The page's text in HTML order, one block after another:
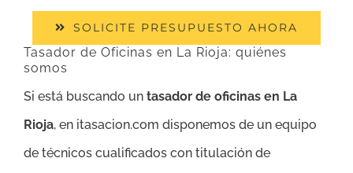
SOLICITE PRESUPUESTO AHORA
Tasador de Oficinas en La Rioja: quiénes
somos
Si está buscando un tasador de oficinas en La
Rioja, en itasacion.com disponemos de un equipo
de técnicos cualificados con titulación de